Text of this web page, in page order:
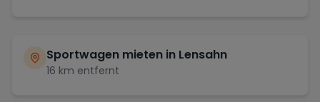
Sportwagen mieten in Lensahn
16 km entfernt